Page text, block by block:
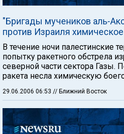
"Бригады мучеников аль-
против Израиля
В течение ночи палестинские
попытку ракетного обстрела
северной части сектора Газы.
ракета несла химическую
29.06.2006 06:53 // Ближний Восток